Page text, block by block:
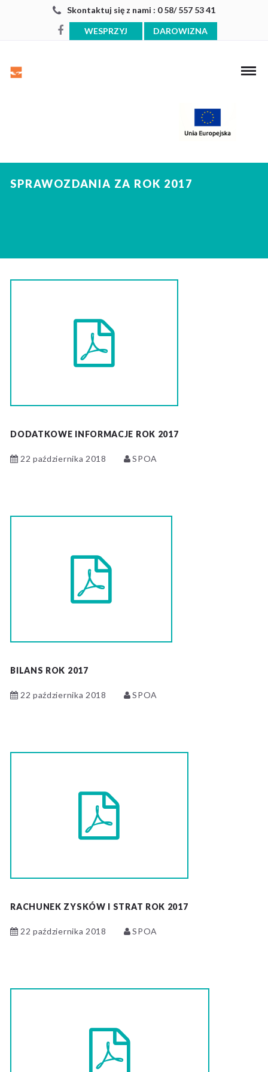
Skontaktuj się z nami : 0 58/ 557 53 41
WESPRZYJ DAROWIZNA
SPRAWOZDANIA ZA ROK 2017
DODATKOWE INFORMACJE ROK 2017
22 października 2018 SPOA
BILANS ROK 2017
22 października 2018 SPOA
RACHUNEK ZYSKÓW I STRAT ROK 2017
22 października 2018 SPOA